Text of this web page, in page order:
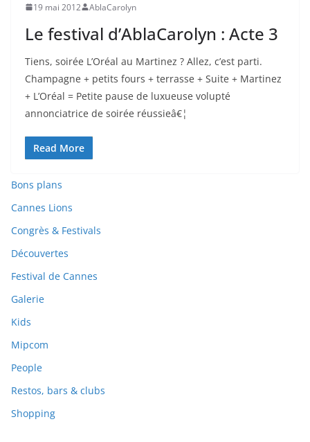
19 mai 2012 AblaCarolyn
Le festival d’AblaCarolyn : Acte 3
Tiens, soirée L’Oréal au Martinez ? Allez, c’est parti.
Champagne + petits fours + terrasse + Suite + Martinez
+ L’Oréal = Petite pause de luxueuse volupté
annonciatrice de soirée réussieâ€¦
Read More
Bons plans
Cannes Lions
Congrès & Festivals
Découvertes
Festival de Cannes
Galerie
Kids
Mipcom
People
Restos, bars & clubs
Shopping